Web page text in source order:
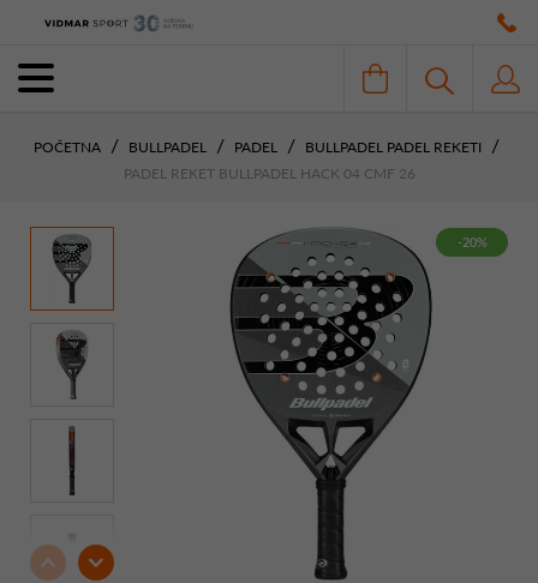
POČETNA BULLPADEL PADEL
BULLPADEL PADEL REKETI
PADEL REKET BULLPADEL HACK 04 CMF 26
-20%